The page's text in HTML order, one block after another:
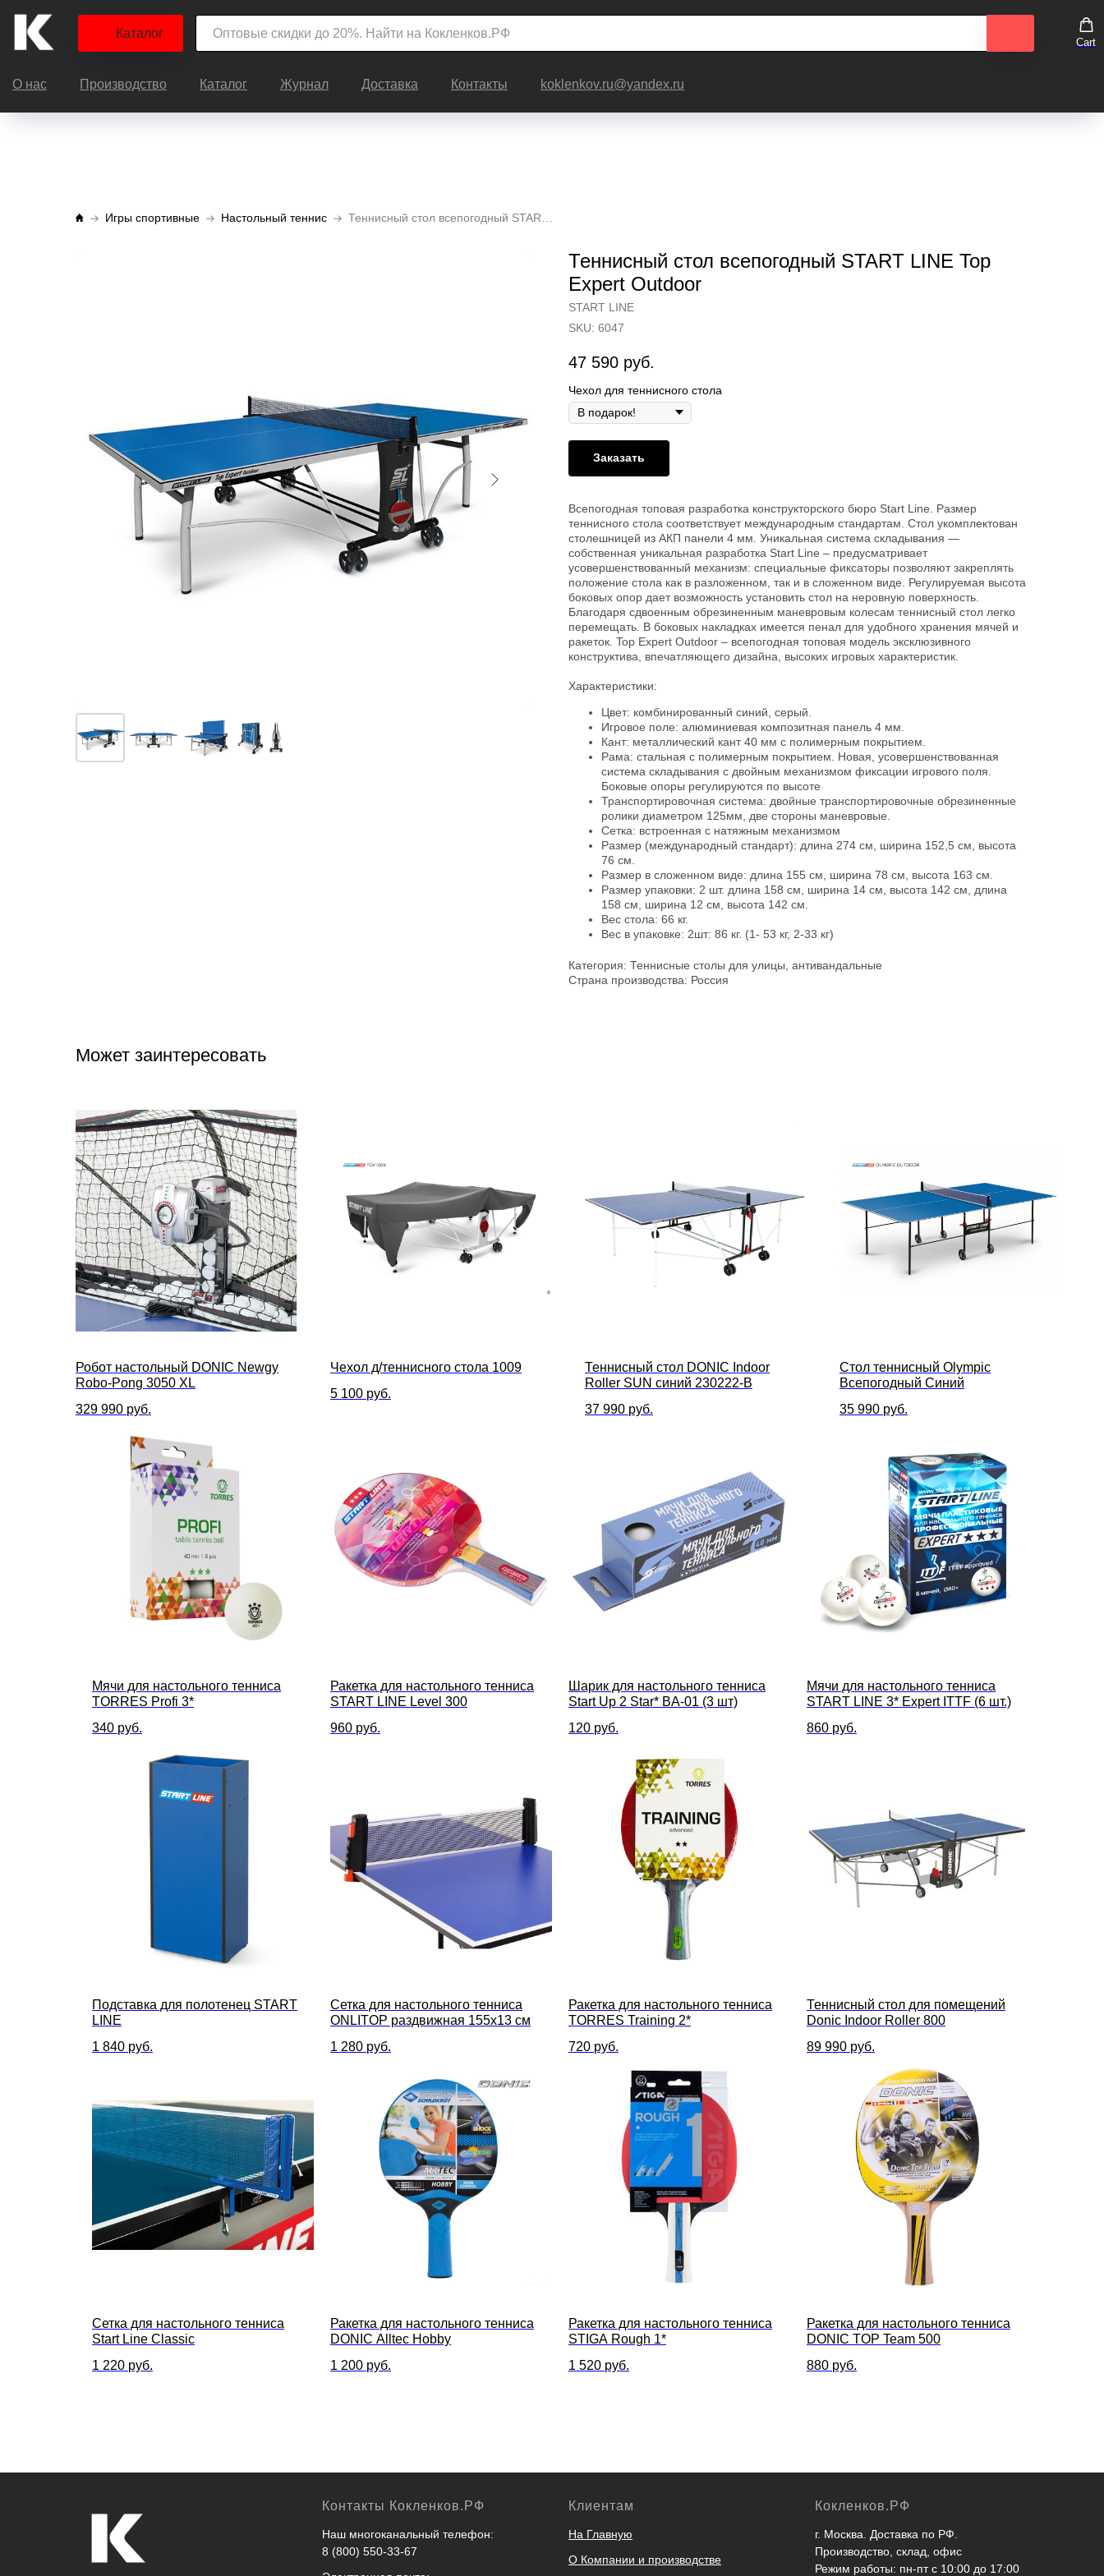
Каталог
Cart
О нас Производство Каталог Журнал Доставка Контакты koklenkov.ru@yandex.ru
Игры спортивные Настольный теннис
Теннисный стол всепогодный START LINE Top
Expert Outdoor
START LINE
SKU: 6047
47 590 руб.
Чехол для теннисного стола
Заказать
Всепогодная топовая разработка конструкторского бюро Start Line. Размер
теннисного стола соответствует международным стандартам. Стол укомплектован
столешницей из АКП панели 4 мм. Уникальная система складывания —
собственная уникальная разработка Start Line – предусматривает
усовершенствованный механизм: специальные фиксаторы позволяют закреплять
положение стола как в разложенном, так и в сложенном виде. Регулируемая высота
боковых опор дает возможность установить стол на неровную поверхность.
Благодаря сдвоенным обрезиненным маневровым колесам теннисный стол легко
перемещать. В боковых накладках имеется пенал для удобного хранения мячей и
ракеток. Top Expert Outdoor – всепогодная топовая модель эксклюзивного
конструктива, впечатляющего дизайна, высоких игровых характеристик.
Характеристики:
Цвет: комбинированный синий, серый.
Игровое поле: алюминиевая композитная панель 4 мм.
Кант: металлический кант 40 мм с полимерным покрытием.
Рама: стальная с полимерным покрытием. Новая, усовершенствованная
система складывания с двойным механизмом фиксации игрового поля.
Боковые опоры регулируются по высоте
Транспортировочная система: двойные транспортировочные обрезиненные
ролики диаметром 125мм, две стороны маневровые.
Сетка: встроенная с натяжным механизмом
Размер (международный стандарт): длина 274 см, ширина 152,5 см, высота
76 см.
Размер в сложенном виде: длина 155 см, ширина 78 см, высота 163 см.
Размер упаковки: 2 шт. длина 158 см, ширина 14 см, высота 142 см, длина
158 см, ширина 12 см, высота 142 см.
Вес стола: 66 кг.
Вес в упаковке: 2шт: 86 кг. (1- 53 кг, 2-33 кг)
Категория: Теннисные столы для улицы, антивандальные
Страна производства: Россия
Может заинтересовать
Робот настольный DONIC Newgy
Robo-Pong 3050 XL
329 990 руб.
Чехол д/теннисного стола 1009
5 100 руб.
Теннисный стол DONIC Indoor
Roller SUN синий 230222-B
37 990 руб.
Стол теннисный Olympic
Всепогодный Синий
35 990 руб.
Мячи для настольного тенниса
TORRES Profi 3*
340 руб.
Ракетка для настольного тенниса
START LINE Level 300
960 руб.
Шарик для настольного тенниса
Start Up 2 Star* BA-01 (3 шт)
120 руб.
Мячи для настольного тенниса
START LINE 3* Expert ITTF (6 шт.)
860 руб.
Подставка для полотенец START
LINE
1 840 руб.
Сетка для настольного тенниса
ONLITOP раздвижная 155x13 см
1 280 руб.
Ракетка для настольного тенниса
TORRES Training 2*
720 руб.
Теннисный стол для помещений
Donic Indoor Roller 800
89 990 руб.
Сетка для настольного тенниса
Start Line Classic
1 220 руб.
Ракетка для настольного тенниса
DONIC Alltec Hobby
1 200 руб.
Ракетка для настольного тенниса
STIGA Rough 1*
1 520 руб.
Ракетка для настольного тенниса
DONIC TOP Team 500
880 руб.
Контакты Кокленков.РФ
Наш многоканальный телефон:
8 (800) 550-33-67
Клиентам
На Главную
О Компании и производстве
Кокленков.РФ
г. Москва. Доставка по РФ.
Производство, склад, офис
Режим работы: пн-пт с 10:00 до 17:00